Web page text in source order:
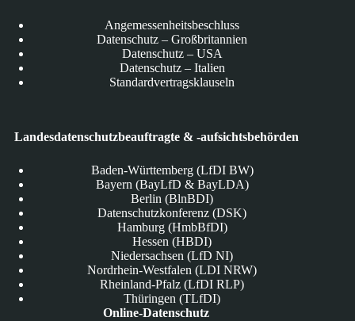
Angemessenheitsbeschluss
Datenschutz – Großbritannien
Datenschutz – USA
Datenschutz – Italien
Standardvertragsklauseln
Landesdatenschutzbeauftragte & -aufsichtsbehörden
Baden-Württemberg (LfDI BW)
Bayern (BayLfD & BayLDA)
Berlin (BlnBDI)
Datenschutzkonferenz (DSK)
Hamburg (HmbBfDI)
Hessen (HBDI)
Niedersachsen (LfD NI)
Nordrhein-Westfalen (LDI NRW)
Rheinland-Pfalz (LfDI RLP)
Thüringen (TLfDI)
Online-Datenschutz